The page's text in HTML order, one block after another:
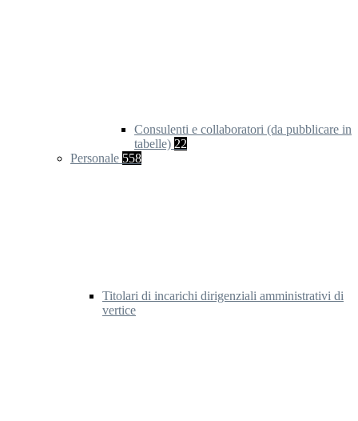
Consulenti e collaboratori (da pubblicare in
tabelle) 22
Personale 558
Titolari di incarichi dirigenziali amministrativi di
vertice